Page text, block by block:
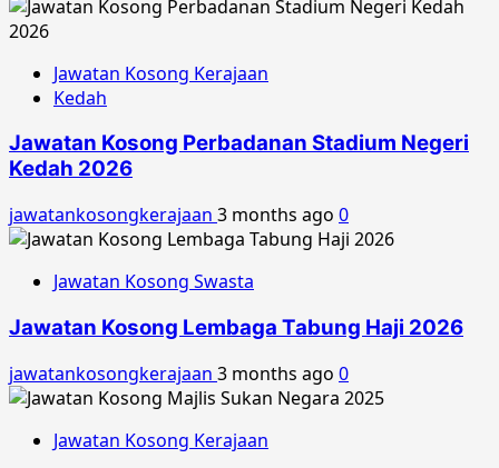
Jawatan Kosong Kerajaan
Kedah
Jawatan Kosong Perbadanan Stadium Negeri
Kedah 2026
jawatankosongkerajaan 3 months ago 0
Jawatan Kosong Swasta
Jawatan Kosong Lembaga Tabung Haji 2026
jawatankosongkerajaan 3 months ago 0
Jawatan Kosong Kerajaan